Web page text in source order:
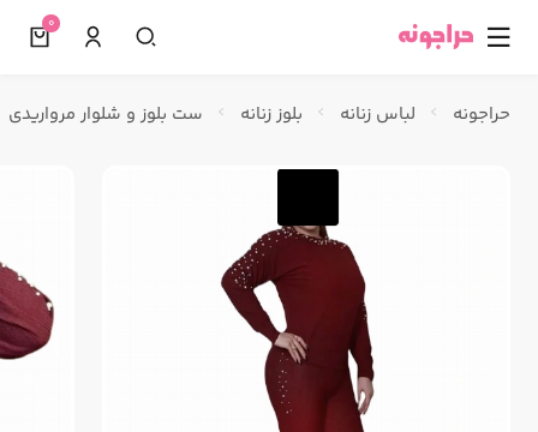
☰
0
حراجونه لباس زنانه بلوز زنانه ست بلوز و شلوار مرواریدی